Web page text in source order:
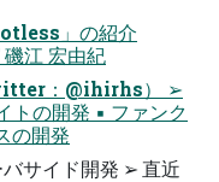
」の紹介
江 宏由紀
：@ihirhs） ➢
トの開発 ▪ ファンク
の開発
サイド開発 ➢ 直近